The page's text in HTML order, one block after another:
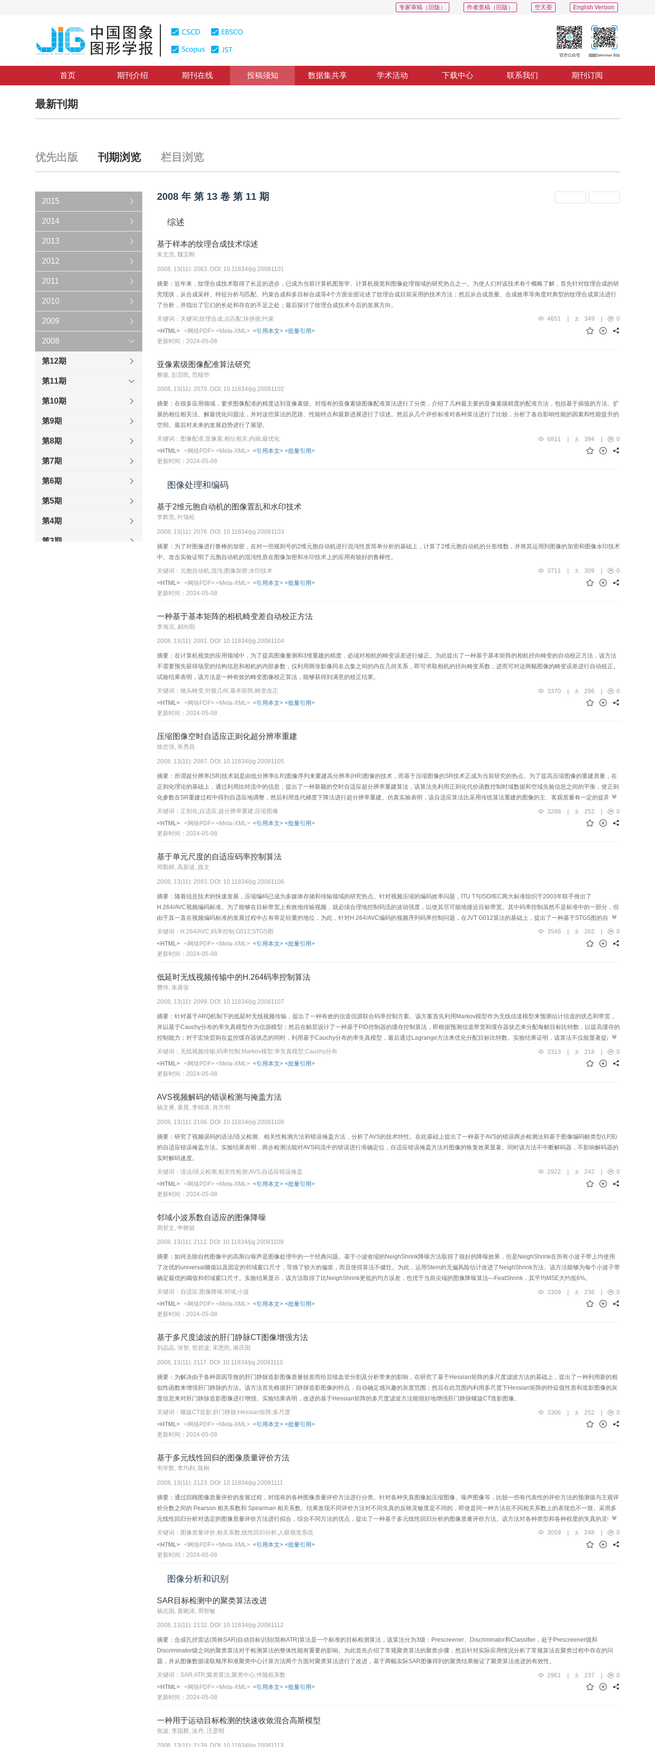
English Version
空天荟
作者查稿（旧版）
专家审稿（旧版）
首页 期刊介绍 期刊在线 投稿须知 数据集共享 学术活动 下载中心 联系我们 期刊订阅
最新刊期
优先出版 刊期浏览 栏目浏览
2015
2014
2013
2012
2011
2010
2009
2008
第12期
第11期
第10期
第9期
第8期
第7期
第6期
第5期
第4期
第3期
2008 年 第 13 卷 第 11 期
综述
基于样本的纹理合成技术综述
朱文浩, 魏宝刚
2008, 13(11): 2063. DOI: 10.11834/jig.20081101
摘要：近年来，纹理合成技术取得了长足的进步，已成为当前计算机图形学、计算机视觉和图像处理领域的研究热点之一。为使人们对该技术有个概略了解，首先针对纹理合成的研
究现状，从合成采样、特征分析与匹配、约束合成和多目标合成等4个方面全面论述了纹理合成目前采用的技术方法；然后从合成质量、合成效率等角度对典型的纹理合成算法进行
了分析，并指出了它们的长处和存在的不足之处；最后探讨了纹理合成技术今后的发展方向。
关键词：关键词;纹理合成;点匹配;块拼接;约束
4651 349
0
<HTML>
<网络PDF> <Meta-XML> <引用本文> <批量引用>
更新时间：2024-05-08
亚像素级图像配准算法研究
黎俊, 彭启民, 范植华
2008, 13(11): 2070. DOI: 10.11834/jig.20081102
摘要：在很多应用领域，要求图像配准的精度达到亚像素级。对现有的亚像素级图像配准算法进行了分类，介绍了几种最主要的亚像素级精度的配准方法，包括基于插值的方法、扩
展的相位相关法、解最优化问题法，并对这些算法的思路、性能特点和最新进展进行了综述。然后从几个评价标准对各种算法进行了比较，分析了各自影响性能的因素和性能提升的
空间。最后对未来的发展趋势进行了展望。
关键词：图像配准;亚像素;相位相关;内插;最优化
6811 | 394 |
0
<HTML>
<网络PDF> <Meta-XML> <引用本文> <批量引用>
更新时间：2024-05-08
图像处理和编码
基于2维元胞自动机的图像置乱和水印技术
李辉亮, 叶瑞松
2008, 13(11): 2076. DOI: 10.11834/jig.20081103
摘要：为了对图像进行鲁棒的加密，在对一些规则号的2维元胞自动机进行混沌性质简单分析的基础上，计算了2维元胞自动机的分形维数，并将其运用到图像的加密和图像水印技术
中。攻击实验证明了元胞自动机的混沌性质在图像加密和水印技术上的应用有较好的鲁棒性。
关键词：元胞自动机;混沌;图像加密;水印技术
3711 309
0
<HTML>
<网络PDF> <Meta-XML> <引用本文> <批量引用>
更新时间：2024-05-08
一种基于基本矩阵的相机畸变差自动校正方法
李海滨, 郝向阳
2008, 13(11): 2081. DOI: 10.11834/jig.20081104
摘要：在计算机视觉的应用领域中，为了提高图像量测和3维重建的精度，必须对相机的畸变误差进行修正。为此提出了一种基于基本矩阵的相机径向畸变的自动校正方法，该方法
不需要预先获得场景的结构信息和相机的内部参数，仅利用两张影像同名点集之间的内在几何关系，即可求取相机的径向畸变系数，进而可对这两幅图像的畸变误差进行自动校正。
试验结果表明，该方法是一种有效的畸变图像校正算法，能够获得到满意的校正结果。
关键词：镜头畸变;对极几何;基本矩阵;畸变改正
3370 296
0
<HTML>
<网络PDF> <Meta-XML> <引用本文> <批量引用>
更新时间：2024-05-08
压缩图像空时自适应正则化超分辨率重建
徐忠强, 朱秀昌
2008, 13(11): 2087. DOI: 10.11834/jig.20081105
摘要：所谓超分辨率(SR)技术就是由低分辨率(LR)图像序列来重建高分辨率(HR)图像的技术，而基于压缩图像的SR技术正成为当前研究的热点。为了提高压缩图像的重建质量，在
正则化理论的基础上，通过利用比特流中的信息，提出了一种新颖的空时自适应超分辨率重建算法，该算法先利用正则化代价函数控制时域数据和空域先验信息之间的平衡，使正则
化参数在SR重建过程中得到自适应地调整，然后利用迭代梯度下降法进行超分辨率重建。仿真实验表明，该自适应算法比采用传统算法重建的图像的主、客观质量有一定的提高, 适
合压缩图像的应用。
关键词：正则化;自适应;超分辨率重建;压缩图像 3288 | 252 |
0
<HTML>
<网络PDF> <Meta-XML> <引用本文> <批量引用>
更新时间：2024-05-08
基于单元尺度的自适应码率控制算法
邓勤耕, 高新波, 路文
2008, 13(11): 2093. DOI: 10.11834/jig.20081106
摘要：随着信息技术的快速发展，压缩编码已成为多媒体存储和传输领域的研究热点。针对视频压缩的编码效率问题，ITU T与ISO/IEC两大标准组织于2003年联手推出了
H.264/AVC视频编码标准。为了能够在目标带宽上有效地传输视频，就必须合理地控制码流的波动强度，以使其尽可能地接近目标带宽。其中码率控制虽然不是标准中的一部分，但
由于其一直在视频编码标准的发展过程中占有举足轻重的地位，为此，针对H.264/AVC编码的视频序列码率控制问题，在JVT G012算法的基础上，提出了一种基于STGS图的自适应
地选择基本单元大小的码率控制算法。该算法在编码时产生的码率波动总是与G012算法产生的最小码率波动相当。而且具有较小的运算复杂度，易于实时实现。
关键词：H.264/AVC;码率控制;G012;STGS图 3548 262
0
<HTML>
<网络PDF> <Meta-XML> <引用本文> <批量引用>
更新时间：2024-05-08
低延时无线视频传输中的H.264码率控制算法
费伟, 朱善安
2008, 13(11): 2099. DOI: 10.11834/jig.20081107
摘要：针对基于ARQ机制下的低延时无线视频传输，提出了一种有效的信道信源联合码率控制方案。该方案首先利用Markov模型作为无线信道模型来预测估计信道的状态和带宽，
并以基于Cauchy分布的率失真模型作为信源模型；然后在帧层设计了一种基于PID控制器的缓存控制算法，即根据预测信道带宽和缓存器状态来分配每帧目标比特数，以提高缓存的
控制能力；对于宏块层则在监控缓存器状态的同时，利用基于Cauchy分布的率失真模型，最后通过Lagrange方法来优化分配目标比特数。实验结果证明，该算法不仅能显著提高平
均峰值信噪比，并能大幅减少跳帧数目。
关键词：无线视频传输;码率控制;Markov模型;率失真模型;Cauchy分布 3313 | 218 |
0
<HTML>
<网络PDF> <Meta-XML> <引用本文> <批量引用>
更新时间：2024-05-08
AVS视频解码的错误检测与掩盖方法
杨文勇, 黄晁, 李锦涛, 肖方明
2008, 13(11): 2106. DOI: 10.11834/jig.20081108
摘要：研究了视频误码的语法/语义检测、相关性检测方法和错误掩盖方法，分析了AVS的技术特性。在此基础上提出了一种基于AVS的错误两步检测法和基于图像编码帧类型(I,P,B)
的自适应错误掩盖方法。实验结果表明，两步检测法能对AVS码流中的错误进行准确定位，自适应错误掩盖方法对图像的恢复效果显著。同时该方法不中断解码器，不影响解码器的
实时解码速度。
关键词：语法/语义检测;相关性检测;AVS;自适应错误掩盖
2922 242
0
<HTML>
<网络PDF> <Meta-XML> <引用本文> <批量引用>
更新时间：2024-05-08
邻域小波系数自适应的图像降噪
周登文, 申晓留
2008, 13(11): 2112. DOI: 10.11834/jig.20081109
摘要：如何去除自然图像中的高斯白噪声是图像处理中的一个经典问题。基于小波收缩的NeighShrink降噪方法取得了很好的降噪效果，但是NeighShrink在所有小波子带上均使用
了次优的universal阈值以及固定的邻域窗口尺寸，导致了较大的偏差，而且使得算法不健壮。为此，运用Stein的无偏风险估计改进了NeighShrink方法。该方法能够为每个小波子带
确定最优的阈值和邻域窗口尺寸。实验结果显示，该方法取得了比NeighShrink更低的均方误差，也优于当前尖端的图像降噪算法—FeatShrink，其平均MSE大约低6%。
关键词：自适应;图像降噪;邻域;小波
3309 236
0
<HTML>
<网络PDF> <Meta-XML> <引用本文> <批量引用>
更新时间：2024-05-08
基于多尺度滤波的肝门静脉CT图像增强方法
刘晶晶, 张智, 世碧波, 宋恩民, 谢庆国
2008, 13(11): 2117. DOI: 10.11834/jig.20081110
摘要：为解决由于各种原因导致的肝门静脉造影图像质量较差而给后续血管分割及分析带来的影响，在研究了基于Hessian矩阵的多尺度滤波方法的基础上，提出了一种利用新的相
似性函数来增强肝门静脉的方法。该方法首先根据肝门静脉造影图像的特点，自动确定感兴趣的灰度范围；然后在此范围内利用多尺度下Hessian矩阵的特征值性质和造影图像的灰
度信息来对肝门静脉造影图像进行增强。实验结果表明，改进的基于Hessian矩阵的多尺度滤波方法能很好地增强肝门静脉螺旋CT造影图像。
关键词：螺旋CT造影;肝门静脉;Hessian矩阵;多尺度
3306 | 252 |
0
<HTML>
<网络PDF> <Meta-XML> <引用本文> <批量引用>
更新时间：2024-05-08
基于多元线性回归的图像质量评价方法
韦学辉, 李均利, 陈刚
2008, 13(11): 2123. DOI: 10.11834/jig.20081111
摘要：通过回顾图像质量评价的发展过程，对现有的各种图像质量评价方法进行分类。针对各种失真图像如压缩图像、噪声图像等，比较一些有代表性的评价方法的预测值与主观评
价分数之间的 Pearson 相关系数和 Spearman 相关系数。结果发现不同评价方法对不同失真的反映灵敏度是不同的，即使是同一种方法在不同相关系数上的表现也不一致。采用多
元线性回归分析对选定的图像质量评价方法进行拟合，综合不同方法的优点，提出了一种基于多元线性回归分析的图像质量评价方法。该方法对各种类型和各种程度的失真的灵敏度
都比较好，性能也比较稳定。将新方法与选定的各种具有代表性的图像质量评价方法进行比较，实验结果表明，新方法在各个方面都具有较好的鲁棒性。
关键词：图像质量评价;相关系数;线性回归分析;人眼视觉系统 3059 248
0
<HTML>
<网络PDF> <Meta-XML> <引用本文> <批量引用>
更新时间：2024-05-08
图像分析和识别
SAR目标检测中的聚类算法改进
杨志国, 黄晓涛, 周智敏
2008, 13(11): 2132. DOI: 10.11834/jig.20081112
摘要：合成孔径雷达(简称SAR)自动目标识别(简称ATR)算法是一个标准的目标检测算法，该算法分为3级：Prescreener、Discriminator和Classifier，处于Prescreener级和
Discriminator级之间的聚类算法对于检测算法的整体性能有重要的影响。为此首先介绍了常规聚类算法的聚类步骤，然后针对实际应用情况分析了常规算法在聚类过程中存在的问
题，并从图像数据读取顺序和准聚类中心计算方法两个方面对聚类算法进行了改进，基于两幅实际SAR图像得到的聚类结果验证了聚类算法改进的有效性。
关键词：SAR;ATR;聚类算法;聚类中心;伴随权系数
2961 | 237 |
0
<HTML>
<网络PDF> <Meta-XML> <引用本文> <批量引用>
更新时间：2024-05-08
一种用于运动目标检测的快速收敛混合高斯模型
焦波, 李国辉, 涂丹, 汪彦明
2008, 13(11): 2139. DOI: 10.11834/jig.20081113